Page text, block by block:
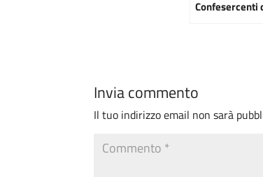
Confesercenti
Invia commento
Il tuo indirizzo email non sarà